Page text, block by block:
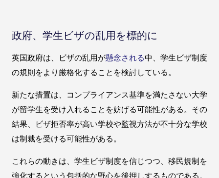
政府、学生ビザの乱用を標的に
英国政府は、ビザの乱用が懸念される中、学生ビザ制度
の規則をより厳格化することを検討している。
新たな措置は、コンプライアンス基準を満たさない大学
が留学生を受け入れることを妨げる可能性がある。その
結果、ビザ拒否率が高い学校や監視方法が不十分な学校
は制裁を受ける可能性がある。
これらの動きは、学生ビザ制度を信じつつ、移民規制を
強化するという包括的な野心を後押しするものである。